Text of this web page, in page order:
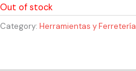
Out of stock
Category: Herramientas y Ferretería